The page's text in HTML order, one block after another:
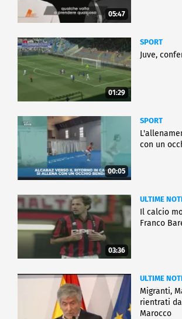
05:47
01:29
SPORT
Juve,
00:05
SPORT
con un
03:36
ULTIME
Il calcio
Franco
ULTIME
Migranti,
rientrati
Marocco